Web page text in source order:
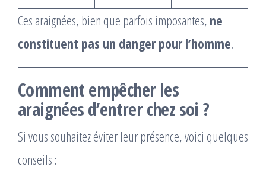
Ces araignées, bien que parfois imposantes, ne
constituent pas un danger pour l’homme.
Comment empêcher les
araignées d’entrer chez soi ?
Si vous souhaitez éviter leur présence, voici quelques
conseils :